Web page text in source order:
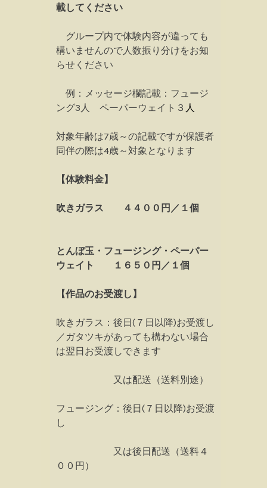
載してください
グループ内で体験内容が違っても
構いませんので人数振り分けをお知
らせください
例：メッセージ欄記載：フュージ
ング3人 ペーパーウェイト３ 人
対象年齢は7歳～の記載ですが保護者
同伴の際は4歳～対象となります
【体験料金】
吹きガラス ４４００円／１個
とんぼ玉・フュージング・ペーパー
ウェイト １６５０円／１個
【作品のお受渡し】
吹きガラス：後日(７日以降)お受渡し
／ガタツキがあっても構わない場合
は翌日お受渡しできます
又は配送（送料別途）
フュージング：後日(７日以降)お受渡
し
又は後日配送（送料４
００円）